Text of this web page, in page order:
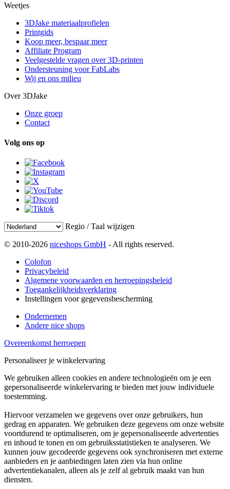
Weetjes
3DJake materiaalprofielen
Printgids
Koop meer, bespaar meer
Affiliate Program
Veelgestelde vragen over 3D-printen
Ondersteuning voor FabLabs
Wij en ons milieu
Over 3DJake
Onze groep
Contact
Volg ons op
Regio / Taal wijzigen
© 2010-2026 niceshops GmbH - All rights reserved.
Colofon
Privacybeleid
Algemene voorwaarden en herroepingsbeleid
Toegankelijkheidsverklaring
Instellingen voor gegevensbescherming
Ondernemen
Andere nice shops
Overeenkomst herroepen
Personaliseer je winkelervaring
We gebruiken alleen cookies en andere technologieën om je een
gepersonaliseerde winkelervaring te bieden met jouw individuele
toestemming.
Hiervoor verzamelen we gegevens over onze gebruikers, hun
gedrag en apparaten. We gebruiken deze gegevens om onze website
voortdurend te optimaliseren, om je gepersonaliseerde advertenties
en inhoud te tonen en om gebruiksstatistieken te analyseren. We
kunnen jouw gecodeerde gegevens ook synchroniseren met externe
aanbieders en je aanbiedingen laten zien via hun online
advertentiekanalen, alleen als je zelf al gebruik maakt van hun
diensten.